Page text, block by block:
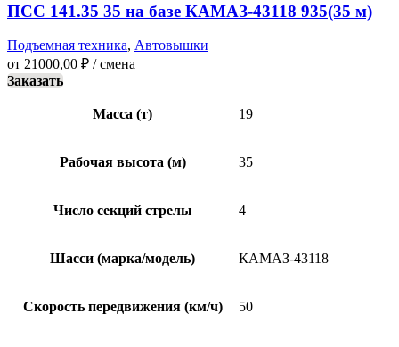
ПСС 141.35 35 на базе КАМАЗ-43118 935(35 м)
Подъемная техника, Автовышки
от 21000,00 ₽ / смена
Заказать
Масса (т) 19
Рабочая высота (м) 35
Число секций стрелы 4
Шасси (марка/модель) КАМАЗ-43118
Скорость передвижения (км/ч) 50